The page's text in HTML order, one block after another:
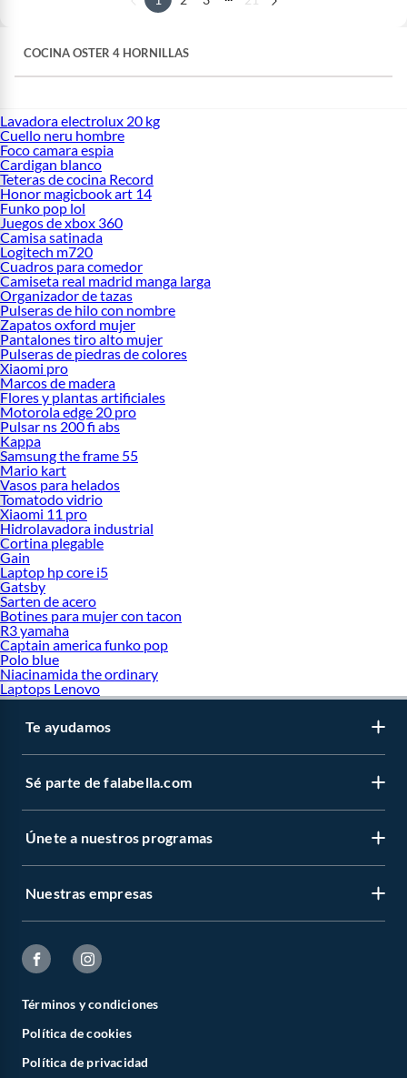
COCINA OSTER 4 HORNILLAS
Lavadora electrolux 20 kg
Cuello neru hombre
Foco camara espia
Cardigan blanco
Teteras de cocina Record
Honor magicbook art 14
Funko pop lol
Juegos de xbox 360
Camisa satinada
Logitech m720
Cuadros para comedor
Camiseta real madrid manga larga
Organizador de tazas
Pulseras de hilo con nombre
Zapatos oxford mujer
Pantalones tiro alto mujer
Pulseras de piedras de colores
Xiaomi pro
Marcos de madera
Flores y plantas artificiales
Motorola edge 20 pro
Pulsar ns 200 fi abs
Kappa
Samsung the frame 55
Mario kart
Vasos para helados
Tomatodo vidrio
Xiaomi 11 pro
Hidrolavadora industrial
Cortina plegable
Gain
Laptop hp core i5
Gatsby
Sarten de acero
Botines para mujer con tacon
R3 yamaha
Captain america funko pop
Polo blue
Niacinamida the ordinary
Laptops Lenovo
Te ayudamos
Sé parte de falabella.com
Únete a nuestros programas
Nuestras empresas
Términos y condiciones
Política de cookies
Política de privacidad